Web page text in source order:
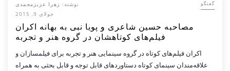
گفتگو نوشته: زهرا عزیزمحمدی
جولای 9, 2015
مصاحبه حسین شاعری و پویا نبی به بهانه اکران
فیلم‌های کوتاهشان در گروه هنر و تجربه
اکران فیلم‌های کوتاه در گروه سینمایی هنر و تجربه برای فیلم‎سازان و
علاقه‌مندان سینمای کوتاه دستاوردهای قابل توجه و قابل بحثی به همراه